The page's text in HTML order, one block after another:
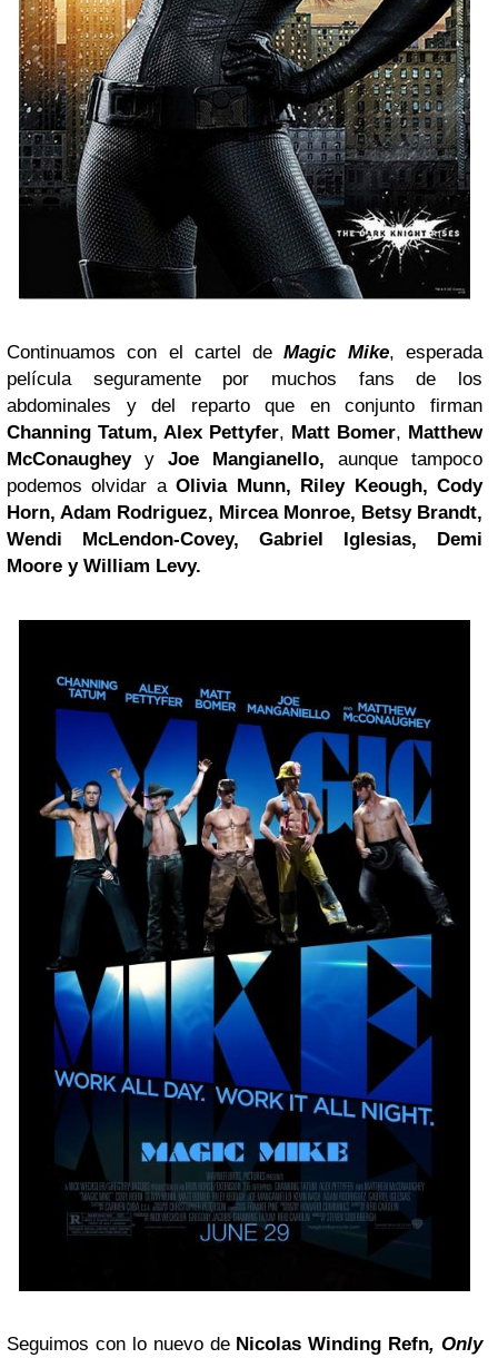
Continuamos con el cartel deMagic Mike, esperada
película seguramente por muchos fans de los
abdominales y del reparto que en conjunto firman
Channing Tatum, Alex Pettyfer, Matt Bomer, Matthew
McConaugheyy Joe Mangianello, aunque tampoco
podemos olvidar a Olivia Munn, Riley Keough,Cody
Horn, Adam Rodriguez, Mircea Monroe, Betsy Brandt,
Wendi McLendon-Covey, Gabriel Iglesias, Demi
Moore y William Levy.
Seguimos con lo nuevo de Nicolas Winding Refn, Only